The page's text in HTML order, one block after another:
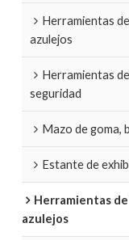
Herramientas
azulejos
Herramientas
seguridad
Mazo de goma,
Estante de
Herramientas
azulejos